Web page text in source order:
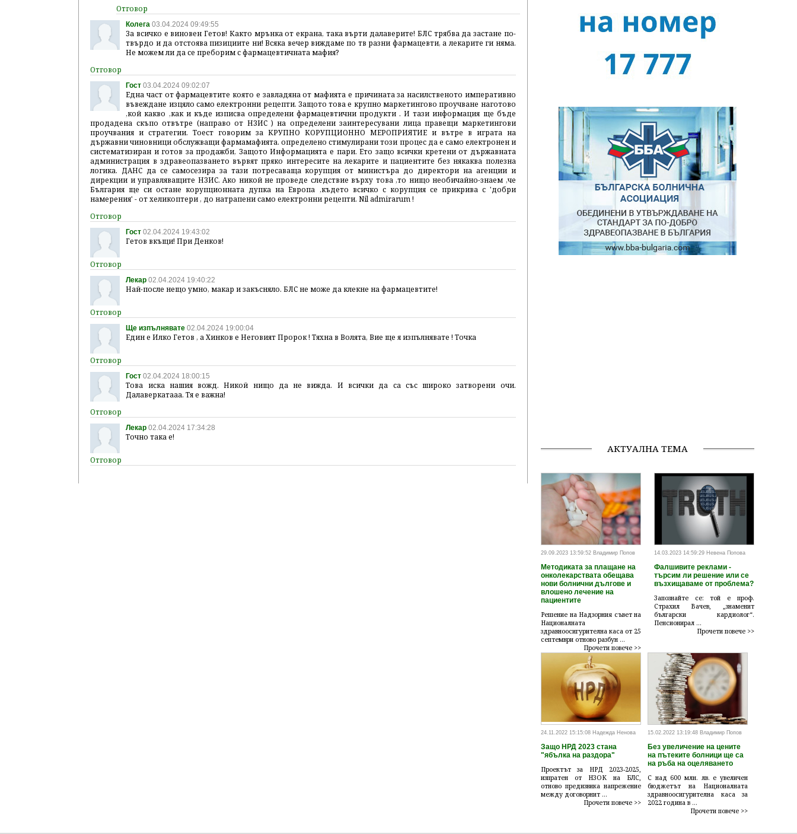
Колега 03.04.2024 09:49:55
За всичко е виновен Гетов! Както мрънка от екрана, така върти далаверите! БЛС трябва да застане по-
твърдо и да отстоява пизициите ни! Всяка вечер виждаме по тв разни фармацевти, а лекарите ги няма.
Не можем ли да се преборим с фармацевтичната мафия?
Гост 03.04.2024 09:02:07
Една част от фармацевтите която е завладяна от мафията е причината за насилственото императивно
въвеждане изцяло само електронни рецепти. Защото това е крупно маркетингово проучване наготово
,кой какво ,как и къде изписва определени фармацевтични продукти . И тази информация ще бъде
продадена скъпо отвътре (направо от НЗИС ) на определени заинтересувани лица правещи маркетингови
проучвания и стратегии. Тоест говорим за КРУПНО КОРУПЦИОННО МЕРОПРИЯТИЕ и вътре в играта на
държавни чиновници обслужващи фармамафията. определено стимулирани този процес да е само електронен и
систематизиран и готов за продажби, Защото Информацията е пари. Ето защо всички кретени от държавната
администрация в здравеопазването вървят пряко интересите на лекарите и пациентите без някаква полезна
логика. ДАНС да се самосезира за тази потресаваща корупция от министъра до директори на агенции и
дирекции и управляващите НЗИС. Ако никой не проведе следствие върху това ,то нищо необичайно-знаем ,че
България ще си остане корупционната дупка на Европа ,където всичко с корупция се прикрива с 'добри
намерения' - от хеликоптери , до натрапени само електронни рецепти. Nil admirarum !
Гост 02.04.2024 19:43:02
Гетов вкъщи! При Денков!
Лекар02.04.2024 19:40:22
Най-после нещо умно, макар и закъсняло. БЛС не може да клекне на фармацевтите!
Ще изпълнявате02.04.2024 19:00:04
Един е Илко Гетов , а Хинков е Неговият Пророк ! Тяхна в Волята, Вие ще я изпълнявате ! Точка
Гост 02.04.2024 18:00:15
Това иска нашия вожд. Никой нищо да не вижда. И всички да са със широко затворени очи.
Далаверкатааа. Тя е важна!
Лекар 02.04.2024 17:34:28
Точно така е!
АКТУАЛНА ТЕМА
29.09.2023 13:59:52 Владимир Попов
Методиката за плащане на
онколекарствата обещава
нови болнични дългове и
влошено лечение на
пациентите
Решение на Надзорния съвет на
Националната
здравноосигурителна каса от 25
септември отново разбун ...
Прочети повече >>
14.03.2023 14:59:29 Невена Попова
Фалшивите реклами -
търсим ли решение или се
възхищаваме от проблема?
Запознайте се: той е проф.
Страхил Вачев, „знаменит
български кардиолог“.
Пенсионирал ...
Прочети повече >>
24.11.2022 15:15:08 Надежда Ненова
Защо НРД 2023 стана
"ябълка на раздора"
Проектът за НРД 2023-2025,
изпратен от НЗОК на БЛС,
отново предизвика напрежение
между договорнит ...
Прочети повече >>
15.02.2022 13:19:48 Владимир Попов
Без увеличение на цените
на пътеките болници ще са
на ръба на оцеляването
С над 600 млн. лв. е увеличен
бюджетът на Националната
здравноосигурителна каса за
2022 година в ...
Прочети повече >>